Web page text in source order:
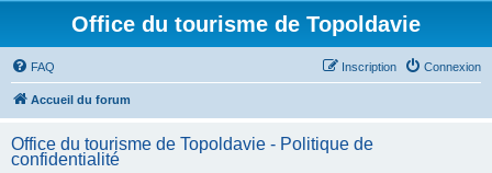
Office du tourisme de Topoldavie
FAQ Connexion
Inscription
Accueil du forum
Office du tourisme de Topoldavie - Politique de
confidentialité